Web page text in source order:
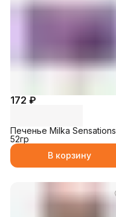
172 ₽
Печенье Milka Sensations
52гр
В корзину